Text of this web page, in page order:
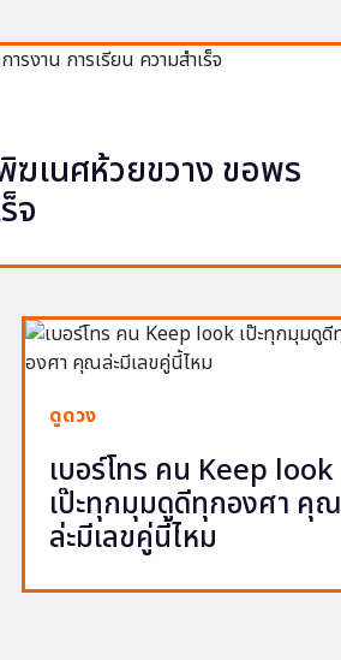
ฆเนศห้วยขวาง ขอพร
จ
ดูดวง
เบอร์โทร คน Keep look
เป๊ะทุกมุมดูดีทุกองศา คุณ
ล่ะมีเลขคู่นี้ไหม